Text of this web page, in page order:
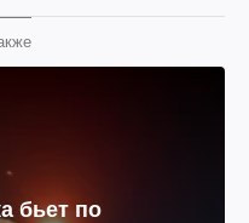
бьет по